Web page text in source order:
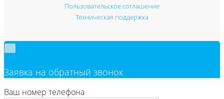
Пользовательское соглашение
Техническая поддержка
Заявка на обратный звонок
Ваш номер телефона